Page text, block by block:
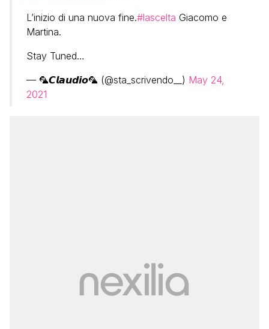
L’inizio di una nuova fine.#lascelta Giacomo e
Martina.
Stay Tuned…
— 🦜𝘾𝙡𝙖𝙪𝙙𝙞𝙤🦜 (@sta_scrivendo__) May 24,
2021